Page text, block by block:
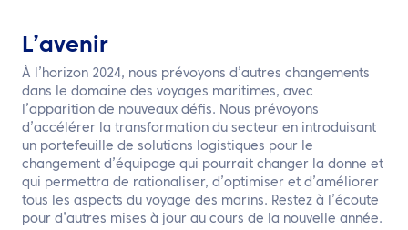
L’avenir
À l’horizon 2024, nous prévoyons d’autres changements
dans le domaine des voyages maritimes, avec
l’apparition de nouveaux défis. Nous prévoyons
d’accélérer la transformation du secteur en introduisant
un portefeuille de solutions logistiques pour le
changement d’équipage qui pourrait changer la donne et
qui permettra de rationaliser, d’optimiser et d’améliorer
tous les aspects du voyage des marins. Restez à l’écoute
pour d’autres mises à jour au cours de la nouvelle année.